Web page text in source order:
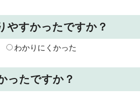
やすかったですか？
わかりにくかった
ったですか？